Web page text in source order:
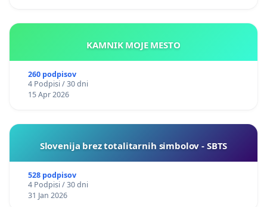
KAMNIK MOJE MESTO
260 podpisov
4 Podpisi / 30 dni
15 Apr 2026
Slovenija brez totalitarnih simbolov - SBTS
528 podpisov
4 Podpisi / 30 dni
31 Jan 2026